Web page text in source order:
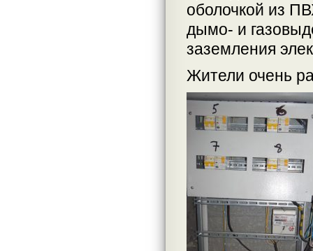
оболочкой из
дымо- и
заземления
Жители очень